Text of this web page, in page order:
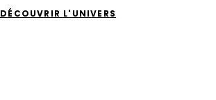
DÉCOUVRIR L'UNIVERS